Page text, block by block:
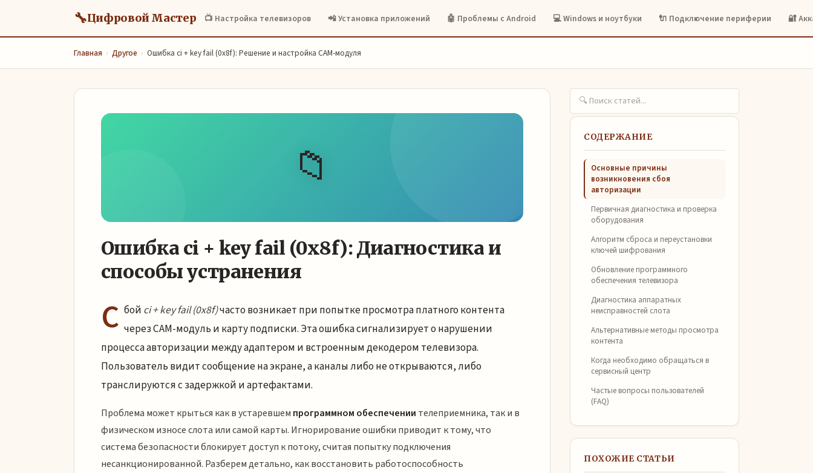
🔧Цифровой Мастер 📺 Настройка телевизоров 📲 Установка приложений 🤖 Проблемы с Android 💻 Windows и ноутбуки 🔌 Подключение периферии 🔐
Главная › Другое › Ошибка ci + key fail (0x8f): Решение и настройка CAM-модуля
📁
Ошибка ci + key fail (0x8f): Диагностика и
способы устранения
С бой ci + key fail (0x8f)часто возникает при попытке просмотра платного контента
через CAM-модуль и карту подписки. Эта ошибка сигнализирует о нарушении
процесса авторизации между адаптером и встроенным декодером телевизора.
Пользователь видит сообщение на экране, а каналы либо не открываются, либо
транслируются с задержкой и артефактами.
Проблема может крыться как в устаревшем программном обеспечении телеприемника, так и в
физическом износе слота или самой карты. Игнорирование ошибки приводит к тому, что
система безопасности блокирует доступ к потоку, считая попытку подключения
несанкционированной. Разберем детально, как восстановить работоспособность
СОДЕРЖАНИЕ
Основные причины
возникновения сбоя
авторизации
Первичная диагностика и проверка
оборудования
Алгоритм сброса и переустановки
ключей шифрования
Обновление программного
обеспечения телевизора
Диагностика аппаратных
неисправностей слота
Альтернативные методы просмотра
контента
Когда необходимо обращаться в
сервисный центр
Частые вопросы пользователей
(FAQ)
ПОХОЖИЕ СТАТЬИ